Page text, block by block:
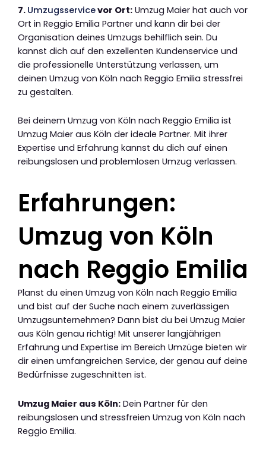
7. Umzugsservicevor Ort: Umzug Maier hat auch vor
Ort in Reggio Emilia Partner und kann dir bei der
Organisation deines Umzugs behilflich sein. Du
kannst dich auf den exzellenten Kundenservice und
die professionelle Unterstützung verlassen, um
deinen Umzug von Köln nach Reggio Emilia stressfrei
zu gestalten.
Bei deinem Umzug von Köln nach Reggio Emilia ist
Umzug Maier aus Köln der ideale Partner. Mit ihrer
Expertise und Erfahrung kannst du dich auf einen
reibungslosen und problemlosen Umzug verlassen.
Erfahrungen:
Umzug von Köln
nach Reggio Emilia
Planst du einen Umzug von Köln nach Reggio Emilia
und bist auf der Suche nach einem zuverlässigen
Umzugsunternehmen? Dann bist du bei Umzug Maier
aus Köln genau richtig! Mit unserer langjährigen
Erfahrung und Expertise im Bereich Umzüge bieten wir
dir einen umfangreichen Service, der genau auf deine
Bedürfnisse zugeschnitten ist.
Umzug Maier aus Köln: Dein Partner für den
reibungslosen und stressfreien Umzug von Köln nach
Reggio Emilia.